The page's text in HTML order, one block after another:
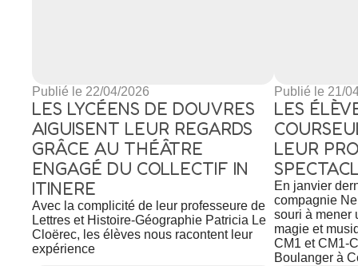
Publié le 22/04/2026
LES LYCÉENS DE DOUVRES
AIGUISENT LEUR REGARDS
GRÂCE AU THÉÂTRE
ENGAGÉ DU COLLECTIF IN
ITINERE
Avec la complicité de leur professeure de
Lettres et Histoire-Géographie Patricia Le
Cloërec, les élèves nous racontent leur
expérience
Publié le 21/
LES
LEUR
En janvier
compagnie
souri à mener
magie et
CM1 et CM1-
Boulanger à